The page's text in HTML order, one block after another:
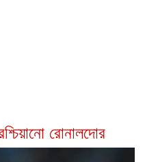
রোনালদোর